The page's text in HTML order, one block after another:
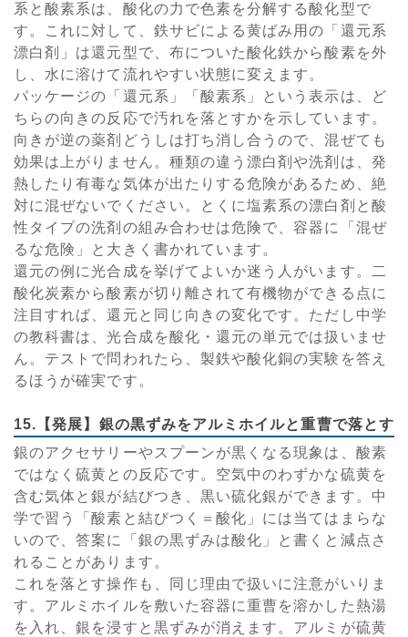
系と酸素系は、酸化の力で色素を分解する酸化型で
す。これに対して、鉄サビによる黄ばみ用の「還元系
漂白剤」は還元型で、布についた酸化鉄から酸素を外
し、水に溶けて流れやすい状態に変えます。
パッケージの「還元系」「酸素系」という表示は、ど
ちらの向きの反応で汚れを落とすかを示しています。
向きが逆の薬剤どうしは打ち消し合うので、混ぜても
効果は上がりません。種類の違う漂白剤や洗剤は、発
熱したり有毒な気体が出たりする危険があるため、絶
対に混ぜないでください。とくに塩素系の漂白剤と酸
性タイプの洗剤の組み合わせは危険で、容器に「混ぜ
るな危険」と大きく書かれています。
還元の例に光合成を挙げてよいか迷う人がいます。二
酸化炭素から酸素が切り離されて有機物ができる点に
注目すれば、還元と同じ向きの変化です。ただし中学
の教科書は、光合成を酸化・還元の単元では扱いませ
ん。テストで問われたら、製鉄や酸化銅の実験を答え
るほうが確実です。
15.【発展】銀の黒ずみをアルミホイルと重曹で落とす
銀のアクセサリーやスプーンが黒くなる現象は、酸素
ではなく硫黄との反応です。空気中のわずかな硫黄を
含む気体と銀が結びつき、黒い硫化銀ができます。中
学で習う「酸素と結びつく＝酸化」には当てはまらな
いので、答案に「銀の黒ずみは酸化」と書くと減点さ
れることがあります。
これを落とす操作も、同じ理由で扱いに注意がいりま
す。アルミホイルを敷いた容器に重曹を溶かした熱湯
を入れ、銀を浸すと黒ずみが消えます。アルミが硫黄